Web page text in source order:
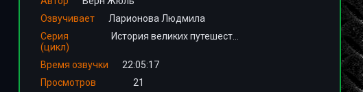
Озвучивает
Ларионова Людмила
Серия
(цикл)
История великих путешествий
Время озвучки
22:05:17
Просмотров
21